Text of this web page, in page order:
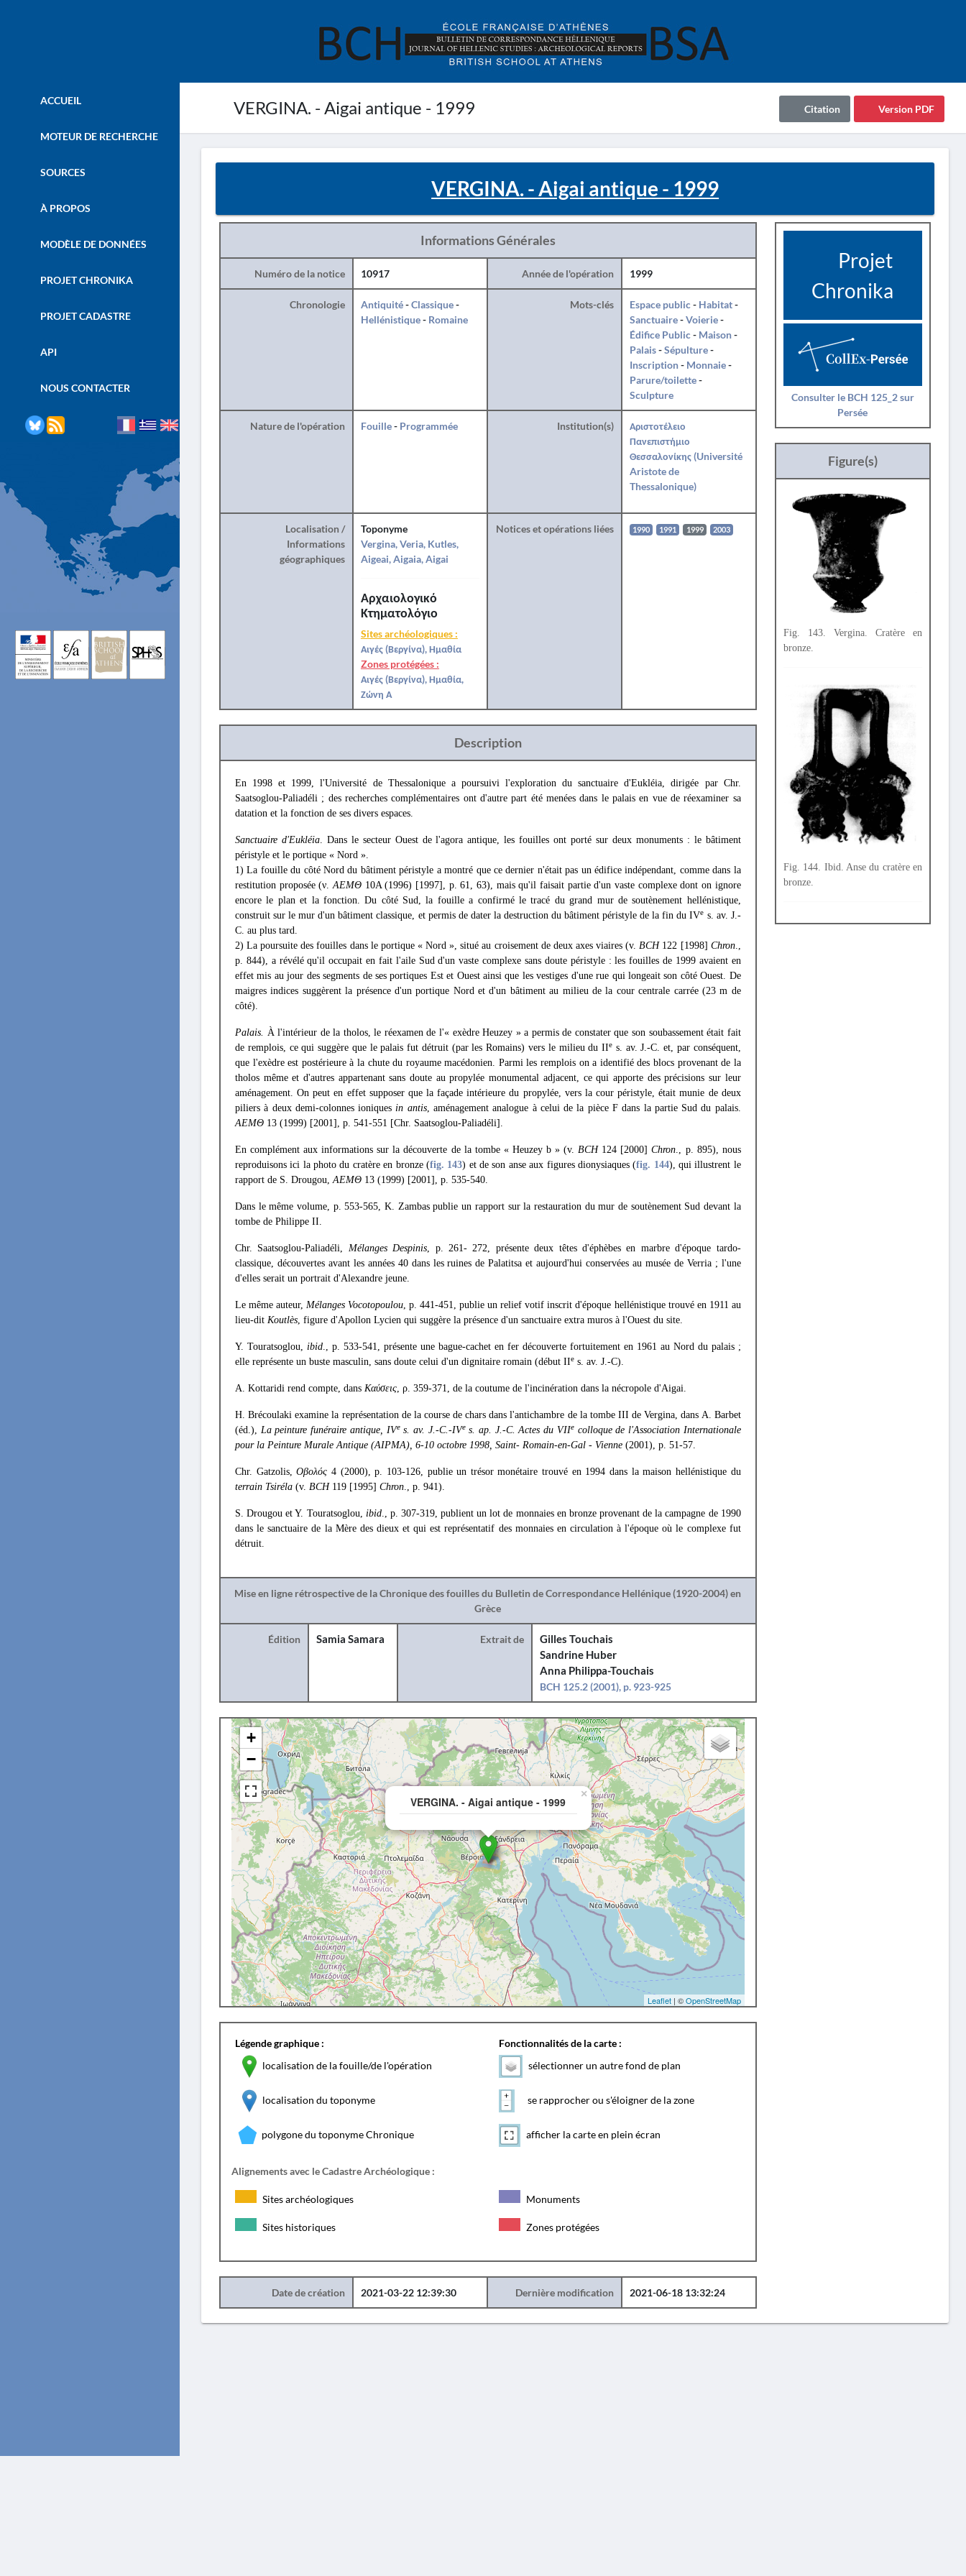
VERGINA. - Aigai antique - 1999 Version PDF
Citation
ACCUEIL
MOTEUR DE RECHERCHE
SOURCES
À PROPOS
MODÈLE DE DONNÉES
PROJET CHRONIKA
PROJET CADASTRE
API
NOUS CONTACTER
VERGINA. - Aigai antique - 1999
Informations Générales
Numéro de la notice 10917 Année de l'opération 1999
Chronologie Antiquité-Classique-
Hellénistique- Romaine
Mots-clés Espace public- Habitat-
Sanctuaire-Voierie-
Édifice Public- Maison-
Palais-Sépulture-
Inscription- Monnaie-
Parure/toilette-
Sculpture
Nature de l'opération Fouille- Programmée Institution(s)
Αριστοτέλειο
Πανεπιστήμιο
Θεσσαλονίκης (Université
Aristote de
Thessalonique)
Localisation /
Informations
géographiques
Toponyme
Vergina, Veria, Kutles,
Aigeai, Aigaia, Aigai
Αρχαιολογικό
Κτηματολόγιο
Sites archéologiques :
Αιγές (Βεργίνα), Ημαθία
Zones protégées :
Αιγές (Βεργίνα), Ημαθία,
Ζώνη Α
Notices et opérations liées 1990 1991 1999 2003
Description
En 1998 et 1999, l'Université de Thessalonique a poursuivi l'exploration du sanctuaire d'Eukléia, dirigée par Chr.
Saatsoglou-Paliadéli ; des recherches complémentaires ont d'autre part été menées dans le palais en vue de réexaminer sa
datation et la fonction de ses divers espaces.
Sanctuaire d'Eukléia. Dans le secteur Ouest de l'agora antique, les fouilles ont porté sur deux monuments : le bâtiment
péristyle et le portique « Nord ».
1) La fouille du côté Nord du bâtiment péristyle a montré que ce dernier n'était pas un édifice indépendant, comme dans la
restitution proposée (ν.ΑΕΜΘ 10Α (1996) [1997], p. 61, 63), mais qu'il faisait partie d'un vaste complexe dont on ignore
encore le plan et la fonction. Du côté Sud, la fouille a confirmé le tracé du grand mur de soutènement hellénistique,
construit sur le mur d'un bâtiment classique, et permis de dater la destruction du bâtiment péristyle de la fin du IVe s. av. J.-
C. au plus tard.
2) La poursuite des fouilles dans le portique « Nord », situé au croisement de deux axes viaires (v.BCH122 [1998] Chron.,
p. 844), a révélé qu'il occupait en fait l'aile Sud d'un vaste complexe sans doute péristyle : les fouilles de 1999 avaient en
effet mis au jour des segments de ses portiques Est et Ouest ainsi que les vestiges d'une rue qui longeait son côté Ouest. De
maigres indices suggèrent la présence d'un portique Nord et d'un bâtiment au milieu de la cour centrale carrée (23 m de
côté).
Palais. À l'intérieur de la tholos, le réexamen de l'« exèdre Heuzey » a permis de constater que son soubassement était fait
de remplois, ce qui suggère que le palais fut détruit (par les Romains) vers le milieu du IIe s. av. J.-C. et, par conséquent,
que l'exèdre est postérieure à la chute du royaume macédonien. Parmi les remplois on a identifié des blocs provenant de la
tholos même et d'autres appartenant sans doute au propylée monumental adjacent, ce qui apporte des précisions sur leur
aménagement. On peut en effet supposer que la façade intérieure du propylée, vers la cour péristyle, était munie de deux
piliers à deux demi-colonnes ioniques in antis, aménagement analogue à celui de la pièce F dans la partie Sud du palais.
ΑΕΜΘ 13 (1999) [2001], p. 541-551 [Chr. Saatsoglou-Paliadéli].
En complément aux informations sur la découverte de la tombe « Heuzey b » (v.BCH124 [2000]Chron., p. 895), nous
reproduisons ici la photo du cratère en bronze (fig. 143) et de son anse aux figures dionysiaques (fig. 144), qui illustrent le
rapport de S. Drougou,ΑΕΜΘ 13 (1999) [2001], p. 535-540.
Dans le même volume, p. 553-565, K. Zambas publie un rapport sur la restauration du mur de soutènement Sud devant la
tombe de Philippe II.
Chr. Saatsoglou-Paliadéli, Mélanges Despinis, p. 261- 272, présente deux têtes d'éphèbes en marbre d'époque tardo-
classique, découvertes avant les années 40 dans les ruines de Palatitsa et aujourd'hui conservées au musée de Verria ; l'une
d'elles serait un portrait d'Alexandre jeune.
Le même auteur,Mélanges Vocotopoulou, p. 441-451, publie un relief votif inscrit d'époque hellénistique trouvé en 1911 au
lieu-dit Koutlès, figure d'Apollon Lycien qui suggère la présence d'un sanctuaire extra muros à l'Ouest du site.
Y. Touratsoglou, ibid., p. 533-541, présente une bague-cachet en fer découverte fortuitement en 1961 au Nord du palais ;
elle représente un buste masculin, sans doute celui d'un dignitaire romain (début IIe s. av. J.-C).
A. Kottaridi rend compte, dans Καύσεις, ρ. 359-371, de la coutume de l'incinération dans la nécropole d'Aigai.
H. Brécoulaki examine la représentation de la course de chars dans l'antichambre de la tombe III de Vergina, dans A. Barbet
(éd.), La peinture funéraire antique, IVes. av. J.-C.-IVes. ap. J.-C. Actes du VIIecolloque de l'Association Internationale
pour la Peinture Murale Antique (AIPMA), 6-10 octobre 1998, Saint- Romain-en-Gal - Vienne (2001), p. 51-57.
Chr. Gatzolis,Οβολός 4 (2000), p. 103-126, publie un trésor monétaire trouvé en 1994 dans la maison hellénistique du
terrain Tsiréla (v. BCH119 [1995] Chron., p. 941).
S. Drougou et Y. Touratsoglou, ibid., p. 307-319, publient un lot de monnaies en bronze provenant de la campagne de 1990
dans le sanctuaire de la Mère des dieux et qui est représentatif des monnaies en circulation à l'époque où le complexe fut
détruit.
Mise en ligne rétrospective de la Chronique des fouilles du Bulletin de Correspondance Hellénique (1920-2004) en
Grèce
Édition Samia Samara Extrait de
Gilles Touchais
Sandrine Huber
Anna Philippa-Touchais
BCH 125.2 (2001), p. 923-925
VERGINA. - Aigai antique - 1999
×
+
−
Leaflet| ©OpenStreetMap
Légende graphique :
localisation de la fouille/de l'opération
localisation du toponyme
polygone du toponyme Chronique
Fonctionnalités de la carte :
sélectionner un autre fond de plan
se rapprocher ou s'éloigner de la zone
afficher la carte en plein écran
Alignements avec le Cadastre Archéologique :
Sites archéologiques Monuments
Sites historiques Zones protégées
Date de création 2021-03-22 12:39:30 Dernière modification 2021-06-18 13:32:24
Projet
Chronika
Consulter le BCH 125_2 sur
Persée
Figure(s)
Fig. 143. Vergina. Cratère en
bronze.
Fig. 144. Ibid. Anse du cratère en
bronze.